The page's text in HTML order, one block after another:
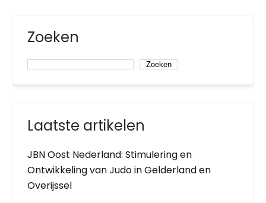
Zoeken
Zoeken
Laatste artikelen
JBN Oost Nederland: Stimulering en
Ontwikkeling van Judo in Gelderland en
Overijssel